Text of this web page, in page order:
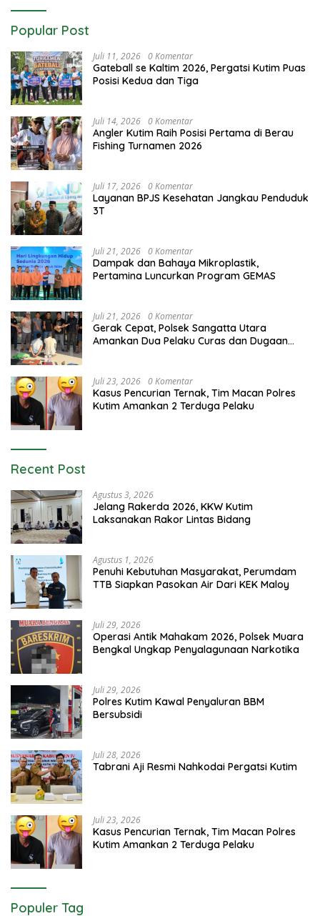
Popular Post
Juli 11, 2026 0 Komentar
Gateball se Kaltim 2026, Pergatsi Kutim Puas
Posisi Kedua dan Tiga
Juli 14, 2026 0 Komentar
Angler Kutim Raih Posisi Pertama di Berau
Fishing Turnamen 2026
Juli 17, 2026 0 Komentar
Layanan BPJS Kesehatan Jangkau Penduduk
3T
Juli 21, 2026 0 Komentar
Dampak dan Bahaya Mikroplastik,
Pertamina Luncurkan Program GEMAS
Juli 21, 2026 0 Komentar
Gerak Cepat, Polsek Sangatta Utara
Amankan Dua Pelaku Curas dan Dugaan
Juli 23, 2026 0 Komentar
Kasus Pencurian Ternak, Tim Macan Polres
Kutim Amankan 2 Terduga Pelaku
Recent Post
Agustus 3, 2026
Jelang Rakerda 2026, KKW Kutim
Laksanakan Rakor Lintas Bidang
Agustus 1, 2026
Penuhi Kebutuhan Masyarakat, Perumdam
TTB Siapkan Pasokan Air Dari KEK Maloy
Juli 29, 2026
Operasi Antik Mahakam 2026, Polsek Muara
Bengkal Ungkap Penyalagunaan Narkotika
Juli 29, 2026
Polres Kutim Kawal Penyaluran BBM
Bersubsidi
Juli 28, 2026
Tabrani Aji Resmi Nahkodai Pergatsi Kutim
Juli 23, 2026
Kasus Pencurian Ternak, Tim Macan Polres
Kutim Amankan 2 Terduga Pelaku
Populer Tag